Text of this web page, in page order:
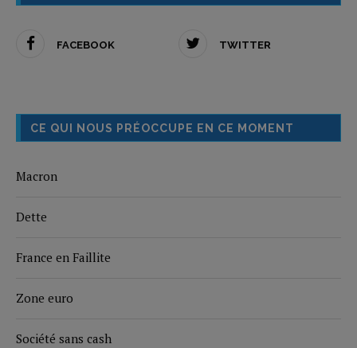
FACEBOOK TWITTER
CE QUI NOUS PRÉOCCUPE EN CE MOMENT
Macron
Dette
France en Faillite
Zone euro
Société sans cash